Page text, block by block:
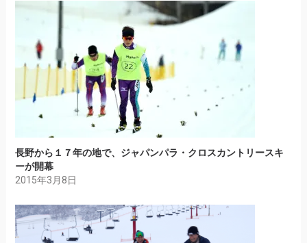
長野から１７年の地で、ジャパンパラ・クロスカントリースキ
ーが開幕
2015年3月8日